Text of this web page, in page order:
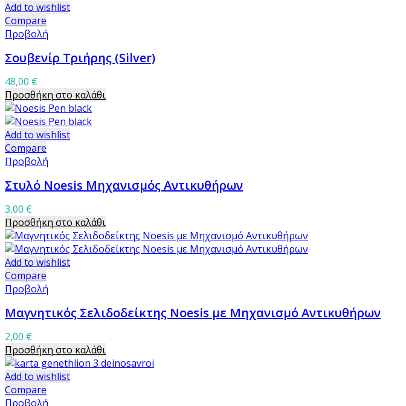
Add to wishlist
Compare
Προβολή
Σουβενίρ Τριήρης (Silver)
48,00 €
Προσθήκη στο καλάθι
Add to wishlist
Compare
Προβολή
Στυλό Noesis Μηχανισμός Αντικυθήρων
3,00 €
Προσθήκη στο καλάθι
Add to wishlist
Compare
Προβολή
Μαγνητικός Σελιδοδείκτης Noesis με Μηχανισμό Αντικυθήρων
2,00 €
Προσθήκη στο καλάθι
Add to wishlist
Compare
Προβολή